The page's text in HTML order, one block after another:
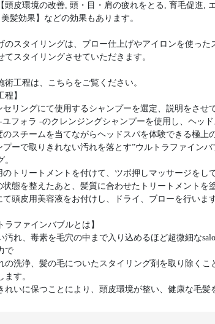
頭皮環境の改善, 頭・目・肩の疲れをとる, 育毛促進,
髪効果】などの効果もあります。
のスタイリングは、ブロー仕上げやアイロンを使った
てスタイリングさせていただきます。
術工程は、こちらをご覧ください。
程】
セリングにて使用するシャンプーを選定、説明をさせ
ユフォラ -のクレンジングシャンプーを使用し、ヘッ
のスチームを当てながらヘッドスパを体験できる極上
プーで取りきれない汚れを落とす”ウルトラファイン
。
のトリートメントを付けて、ツボ押しマッサージをし
状態を整えたあと、髪質に合わせたトリートメントを
て頭皮用美容液をお付けし、ドライ、ブローを行います
ラファインバブルとは】
汚れ、毒素を毛穴の中まで入り込めるほど超微細な
で
の洗浄、髪の毛についたスタイリング剤を取り除くこ
ます。